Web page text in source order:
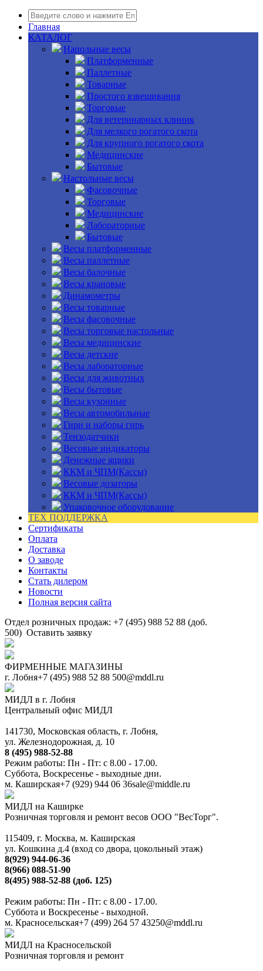
Главная
КАТАЛОГ
Напольные весы
Платформенные
Паллетные
Товарные
Простого взвешивания
Торговые
Для ветеринарных клиник
Для мелкого рогатого скота
Для крупного рогатого скота
Медицинские
Бытовые
Настольные весы
Фасовочные
Торговые
Медицинские
Лабораторные
Бытовые
Весы платформенные
Весы паллетные
Весы балочные
Весы крановые
Динамометры
Весы товарные
Весы фасовочные
Весы торговые настольные
Весы медицинские
Весы детские
Весы лабораторные
Весы для животных
Весы бытовые
Весы кухонные
Весы автомобильные
Гири и наборы гирь
Тензодатчики
Весовые индикаторы
Денежные ящики
ККМ и ЧПМ(Кассы)
Весовые дозаторы
ККМ и ЧПМ(Кассы)
Упаковочное оборудование
ТЕХ ПОДДЕРЖКА
Сертификаты
Оплата
Доставка
О заводе
Контакты
Стать дилером
Новости
Полная версия сайта
Отдел розничных продаж: +7 (495) 988 52 88 (доб.
500) Оставить заявку
ФИРМЕННЫЕ МАГАЗИНЫ
г. Лобня+7 (495) 988 52 88 500@mddl.ru
МИДЛ в г. Лобня
Центральный офис МИДЛ
141730, Московская область, г. Лобня,
ул. Железнодорожная, д. 10
8 (495) 988-52-88
Режим работы: Пн - Пт: с 8.00 - 17.00.
Суббота, Воскресенье - выходные дни.
м. Каширская+7 (929) 944 06 36sale@middle.ru
МИДЛ на Каширке
Розничная торговля и ремонт весов ООО "ВесТорг".
115409, г. Москва, м. Каширская
ул. Кошкина д.4 (вход со двора, цокольный этаж)
8(929) 944-06-36
8(966) 088-51-90
8(495) 988-52-88 (доб. 125)
Режим работы: Пн - Пт: с 8.00 - 17.00.
Суббота и Воскресенье - выходной.
м. Красносельская+7 (499) 264 57 43250@mddl.ru
МИДЛ на Красносельской
Розничная торговля и ремонт